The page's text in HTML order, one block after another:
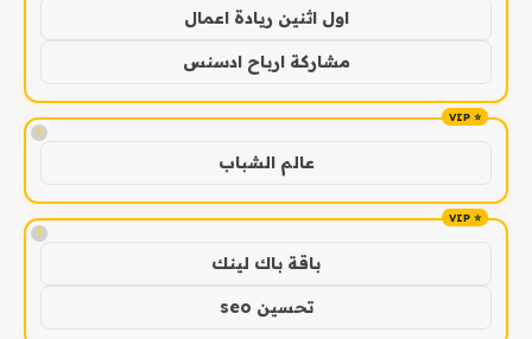
اول اثنين ريادة اعمال
مشاركة ارباح ادسنس
!
عالم الشباب
!
باقة باك لينك
تحسين seo